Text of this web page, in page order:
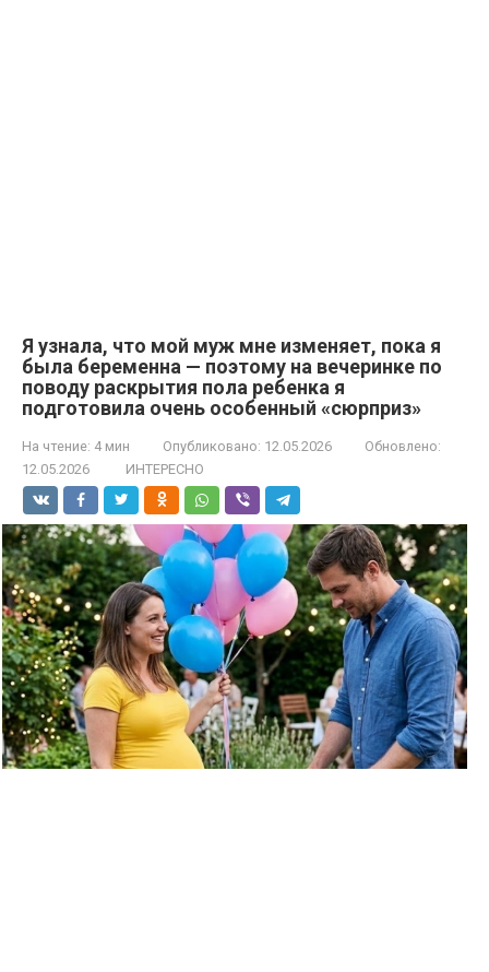
Я узнала, что мой муж мне изменяет, пока я
была беременна — поэтому на вечеринке по
поводу раскрытия пола ребенка я
подготовила очень особенный «сюрприз»
На чтение: 4 мин Опубликовано: 12.05.2026
Обновлено:
12.05.2026
ИНТЕРЕСНО